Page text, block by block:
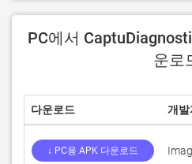
PC에서
운로
다운로드 개발
↓ PC용 APK 다운로드